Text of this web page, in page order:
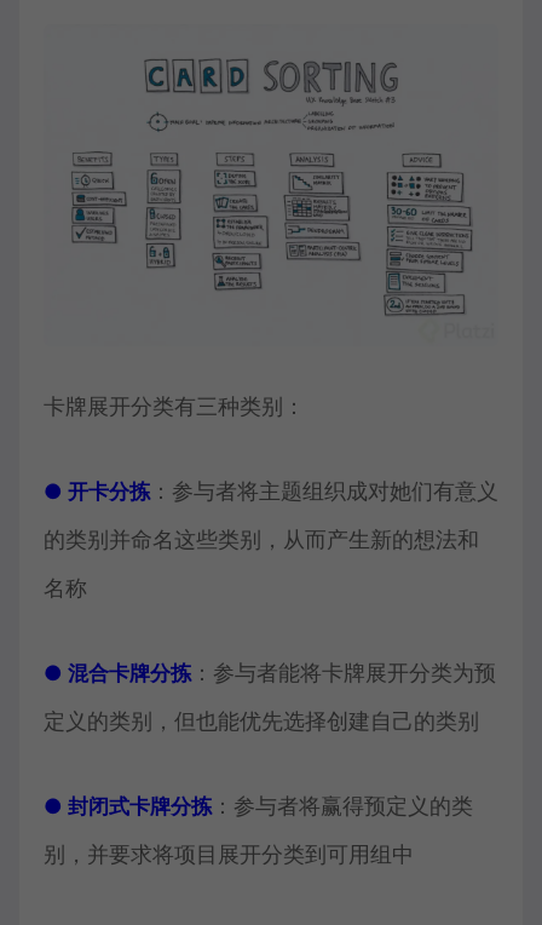
卡牌展开分类有三种类别：
● 开卡分拣 ：参与者将主题组织成对她们有意义
的类别并命名这些类别，从而产生新的想法和
名称
● 混合卡牌分拣 ：参与者能将卡牌展开分类为预
定义的类别，但也能优先选择创建自己的类别
● 封闭式卡牌分拣 ：参与者将赢得预定义的类
别，并要求将项目展开分类到可用组中